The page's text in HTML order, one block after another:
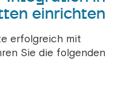
einrichten
erfolgreich mit
Sie die folgenden